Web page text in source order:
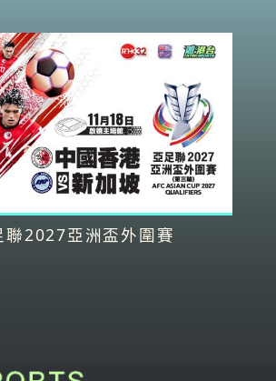
聯2027亞洲盃外圍賽